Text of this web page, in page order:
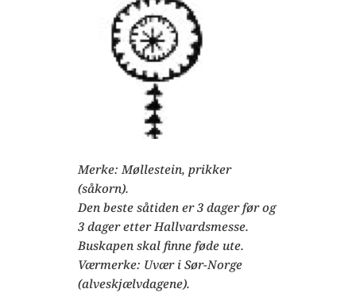
Merke: Møllestein, prikker
(såkorn).
Den beste såtiden er 3 dager før og
3 dager etter Hallvardsmesse.
Buskapen skal finne føde ute.
Værmerke: Uvær i Sør-Norge
(alveskjælvdagene).